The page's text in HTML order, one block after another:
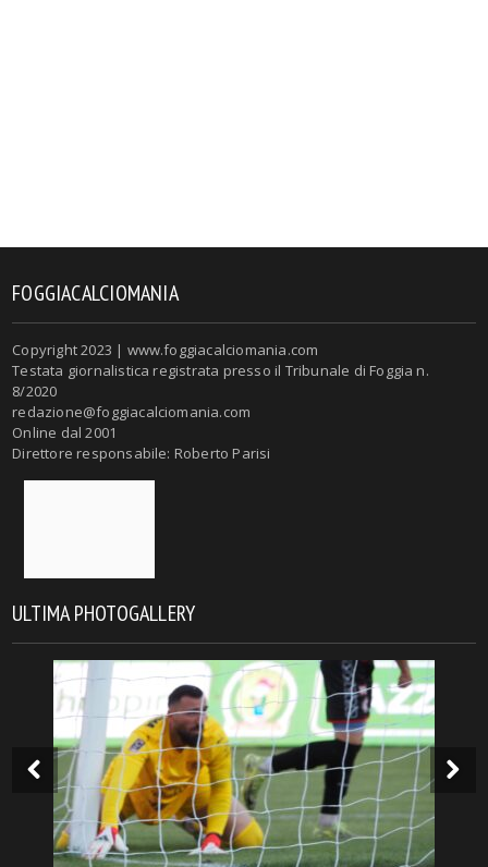
FOGGIACALCIOMANIA
Copyright 2023 | www.foggiacalciomania.com
Testata giornalistica registrata presso il Tribunale di Foggia n.
8/2020
redazione@foggiacalciomania.com
Online dal 2001
Direttore responsabile: Roberto Parisi
ULTIMA PHOTOGALLERY